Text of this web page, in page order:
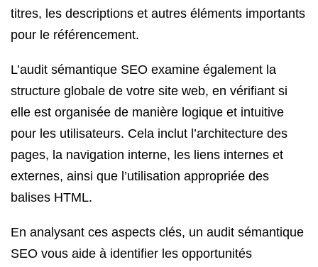
titres, les descriptions et autres éléments importants
pour le référencement.
L’audit sémantique SEO examine également la
structure globale de votre site web, en vérifiant si
elle est organisée de manière logique et intuitive
pour les utilisateurs. Cela inclut l’architecture des
pages, la navigation interne, les liens internes et
externes, ainsi que l’utilisation appropriée des
balises HTML.
En analysant ces aspects clés, un audit sémantique
SEO vous aide à identifier les opportunités